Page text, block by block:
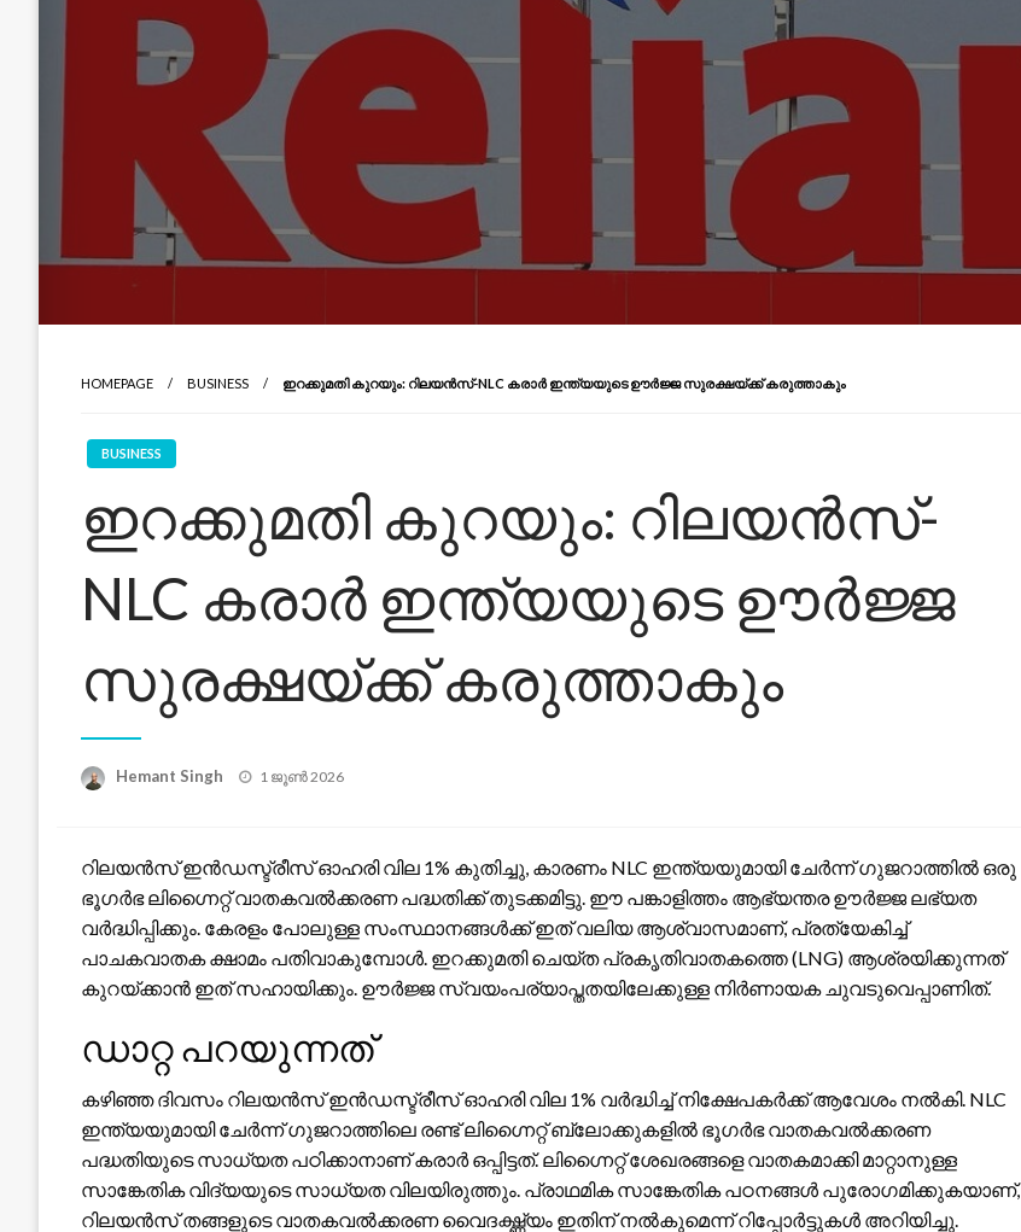
HOMEPAGE BUSINESS ഇറക്കുമതി കുറയും: റിലയൻസ്-NLC കരാർ ഇന്ത്യയുടെ ഊർജ്ജ സുരക്ഷയ്ക്ക് കരുത്താകും
BUSINESS
ഇറക്കുമതി കുറയും: റിലയൻസ്-
NLC കരാർ ഇന്ത്യയുടെ ഊർജ്ജ
സുരക്ഷയ്ക്ക് കരുത്താകും
Hemant Singh
Posted
1 ജൂൺ 2026
റിലയൻസ് ഇൻഡസ്ട്രീസ് ഓഹരി വില 1% കുതിച്ചു, കാരണം NLC ഇന്ത്യയുമായി ചേർന്ന് ഗുജറാത്തിൽ ഒരു
ഭൂഗർഭ ലിഗ്നൈറ്റ് വാതകവൽക്കരണ പദ്ധതിക്ക് തുടക്കമിട്ടു. ഈ പങ്കാളിത്തം ആഭ്യന്തര ഊർജ്ജ ലഭ്യത
വർദ്ധിപ്പിക്കും. കേരളം പോലുള്ള സംസ്ഥാനങ്ങൾക്ക് ഇത് വലിയ ആശ്വാസമാണ്, പ്രത്യേകിച്ച്
പാചകവാതക ക്ഷാമം പതിവാകുമ്പോൾ. ഇറക്കുമതി ചെയ്ത പ്രകൃതിവാതകത്തെ (LNG) ആശ്രയിക്കുന്നത്
കുറയ്ക്കാൻ ഇത് സഹായിക്കും. ഊർജ്ജ സ്വയംപര്യാപ്തതയിലേക്കുള്ള നിർണായക ചുവടുവെപ്പാണിത്.
ഡാറ്റ പറയുന്നത്
കഴിഞ്ഞ ദിവസം റിലയൻസ് ഇൻഡസ്ട്രീസ് ഓഹരി വില 1% വർദ്ധിച്ച് നിക്ഷേപകർക്ക് ആവേശം നൽകി. NLC
ഇന്ത്യയുമായി ചേർന്ന് ഗുജറാത്തിലെ രണ്ട് ലിഗ്നൈറ്റ് ബ്ലോക്കുകളിൽ ഭൂഗർഭ വാതകവൽക്കരണ
പദ്ധതിയുടെ സാധ്യത പഠിക്കാനാണ് കരാർ ഒപ്പിട്ടത്. ലിഗ്നൈറ്റ് ശേഖരങ്ങളെ വാതകമാക്കി മാറ്റാനുള്ള
സാങ്കേതിക വിദ്യയുടെ സാധ്യത വിലയിരുത്തും. പ്രാഥമിക സാങ്കേതിക പഠനങ്ങൾ പുരോഗമിക്കുകയാണ്,
റിലയൻസ് തങ്ങളുടെ വാതകവൽക്കരണ വൈദഗ്ദ്ധ്യം ഇതിന് നൽകുമെന്ന് റിപ്പോർട്ടുകൾ അറിയിച്ചു.